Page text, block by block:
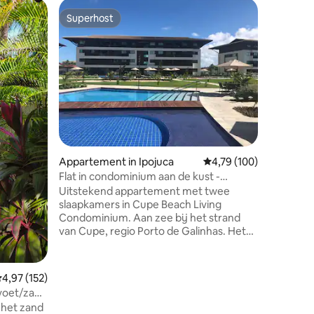
beoordeling van 4,97 uit 5, 152 recensies
4,97 (152)
zand
zand
Superhost
Superhost
Appartement in Ipojuca Gemiddelde
4,79 (100)
Flat in condominium aan de kust -
Cupe/Porto de Galinhas
Uitstekend appartement met twee
slaapkamers in Cupe Beach Living
Condominium. Aan zee bij het strand
van Cupe, regio Porto de Galinhas. Het